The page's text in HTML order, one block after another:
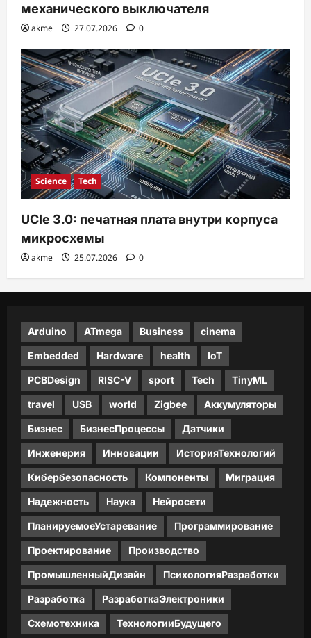
механического выключателя
akme 27.07.2026 0
Science Tech
UCIe 3.0: печатная плата внутри корпуса
микросхемы
akme 25.07.2026 0
Arduino ATmega Business cinema
Embedded Hardware health IoT
PCBDesign RISC-V sport Tech TinyML
travel USB world Zigbee Аккумуляторы
Бизнес БизнесПроцессы Датчики
Инженерия Инновации ИсторияТехнологий
Кибербезопасность Компоненты Миграция
Надежность Наука Нейросети
ПланируемоеУстаревание Программирование
Проектирование Производство
ПромышленныйДизайн ПсихологияРазработки
Разработка РазработкаЭлектроники
Схемотехника ТехнологииБудущего